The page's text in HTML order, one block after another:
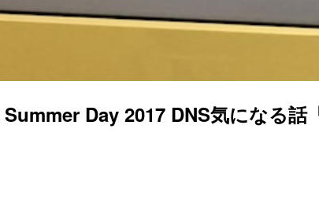
Summer Day 2017 DNS気になる